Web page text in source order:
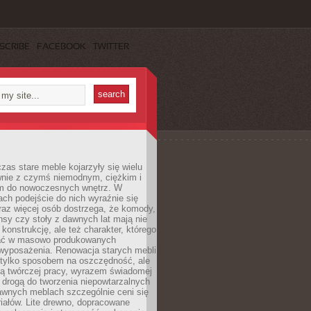
FACEBOOK TWITTER
stare meble kojarzyły się wielu
z czymś niemodnym, ciężkim i
do nowoczesnych wnętrz. W
podejście do nich wyraźnie się
więcej osób dostrzega, że komody,
czy stoły z dawnych lat mają nie
ale też charakter, którego
w masowo produkowanych
Renowacja starych mebli
sposobem na oszczędność, ale
twórczej pracy, wyrazem świadomej
do tworzenia niepowtarzalnych
meblach szczególnie ceni się
Lite drewno, dopracowane